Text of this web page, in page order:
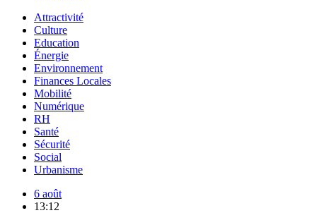
Attractivité
Culture
Education
Énergie
Environnement
Finances Locales
Mobilité
Numérique
RH
Santé
Sécurité
Social
Urbanisme
6 août
13:12